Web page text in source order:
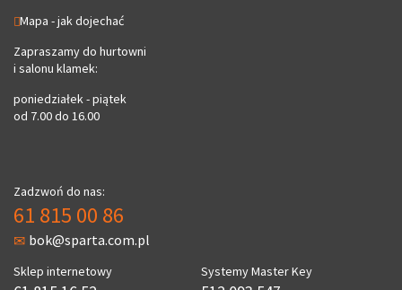
Mapa - jak dojechać
Zapraszamy do hurtowni
i salonu klamek:
poniedziałek - piątek
od 7.00 do 16.00
Zadzwoń do nas:
61 815 00 86
bok@sparta.com.pl
Sklep internetowy Systemy Master Key